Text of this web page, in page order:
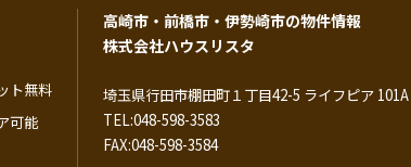
ト無料
可能
高崎市・前橋市・伊勢崎市の物件情報
株式会社ハウスリスタ
埼玉県行田市棚田町１丁目42-5 ライフピア 101A
TEL:048-598-3583
FAX:048-598-3584